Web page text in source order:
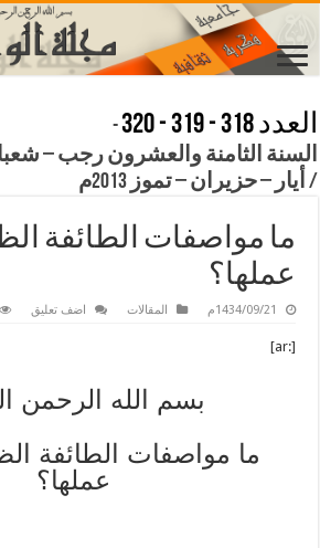
العدد 318 - 319 - 320
-
/ أيار – حزيران – تموز 2013م
ما مواصفات الطائفة
عملها؟
1434/09/21م المقالات اضف تعليق
[:ar]
بسم الله الرحمن
ما مواصفات الطائفة
عملها؟